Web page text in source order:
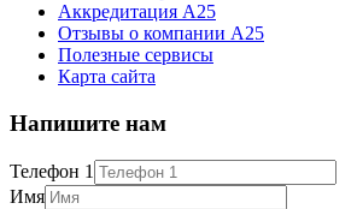
Аккредитация А25
Отзывы о компании А25
Полезные сервисы
Карта сайта
Напишите нам
Телефон 1
Имя